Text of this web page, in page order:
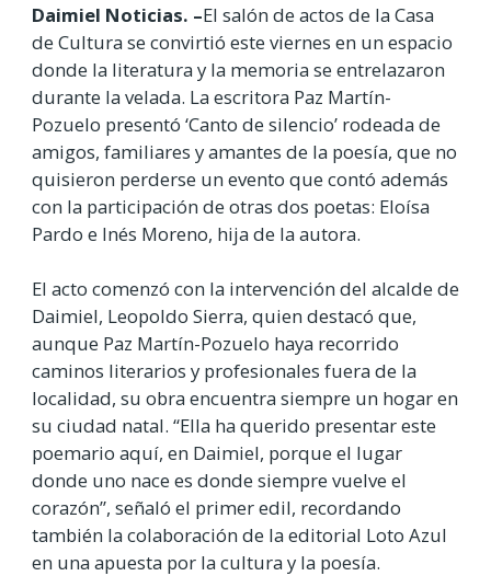
Daimiel Noticias. –El salón de actos de la Casa
de Cultura se convirtió este viernes en un espacio
donde la literatura y la memoria se entrelazaron
durante la velada. La escritora Paz Martín-
Pozuelo presentó ‘Canto de silencio’ rodeada de
amigos, familiares y amantes de la poesía, que no
quisieron perderse un evento que contó además
con la participación de otras dos poetas: Eloísa
Pardo e Inés Moreno, hija de la autora.
El acto comenzó con la intervención del alcalde de
Daimiel, Leopoldo Sierra, quien destacó que,
aunque Paz Martín-Pozuelo haya recorrido
caminos literarios y profesionales fuera de la
localidad, su obra encuentra siempre un hogar en
su ciudad natal. “Ella ha querido presentar este
poemario aquí, en Daimiel, porque el lugar
donde uno nace es donde siempre vuelve el
corazón”, señaló el primer edil, recordando
también la colaboración de la editorial Loto Azul
en una apuesta por la cultura y la poesía.